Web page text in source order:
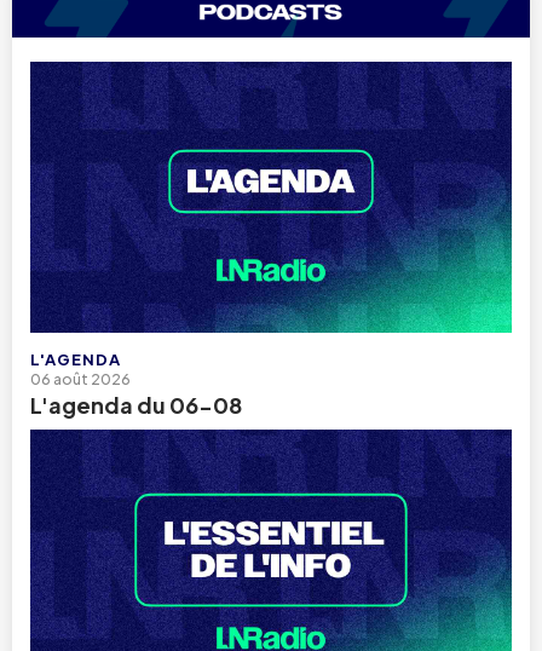
L'AGENDA
06 août 2026
L'agenda du 06-08